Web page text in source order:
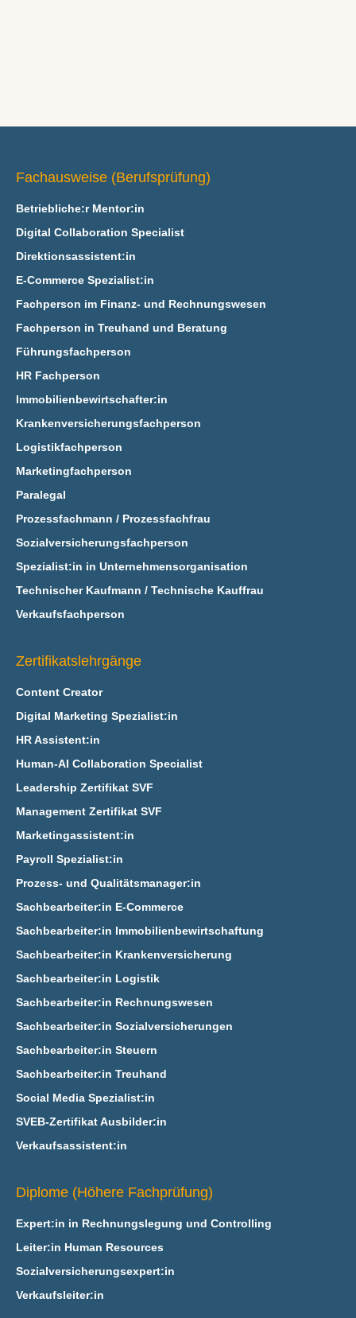
Fachausweise (Berufsprüfung)
Betriebliche:r Mentor:in
Digital Collaboration Specialist
Direktionsassistent:in
E‑Commerce Spezialist:in
Fachperson im Finanz- und Rechnungswesen
Fachperson in Treuhand und Beratung
Führungsfachperson
HR Fachperson
Immobilienbewirtschafter:in
Krankenversicherungsfachperson
Logistikfachperson
Marketingfachperson
Paralegal
Prozessfachmann / Prozessfachfrau
Sozialversicherungsfachperson
Spezialist:in in Unternehmensorganisation
Technischer Kaufmann / Technische Kauffrau
Verkaufsfachperson
Zertifikatslehrgänge
Content Creator
Digital Marketing Spezialist:in
HR Assistent:in
Human-AI Collaboration Specialist
Leadership Zertifikat SVF
Management Zertifikat SVF
Marketingassistent:in
Payroll Spezialist:in
Prozess- und Qualitätsmanager:in
Sachbearbeiter:in E‑Commerce
Sachbearbeiter:in Immobilienbewirtschaftung
Sachbearbeiter:in Krankenversicherung
Sachbearbeiter:in Logistik
Sachbearbeiter:in Rechnungswesen
Sachbearbeiter:in Sozialversicherungen
Sachbearbeiter:in Steuern
Sachbearbeiter:in Treuhand
Social Media Spezialist:in
SVEB-Zertifikat Ausbilder:in
Verkaufsassistent:in
Diplome (Höhere Fachprüfung)
Expert:in in Rechnungslegung und Controlling
Leiter:in Human Resources
Sozialversicherungsexpert:in
Verkaufsleiter:in